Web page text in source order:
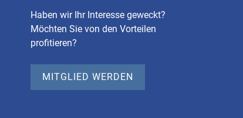
Haben wir Ihr Interesse geweckt?
Möchten Sie von den Vorteilen
profitieren?
MITGLIED WERDEN